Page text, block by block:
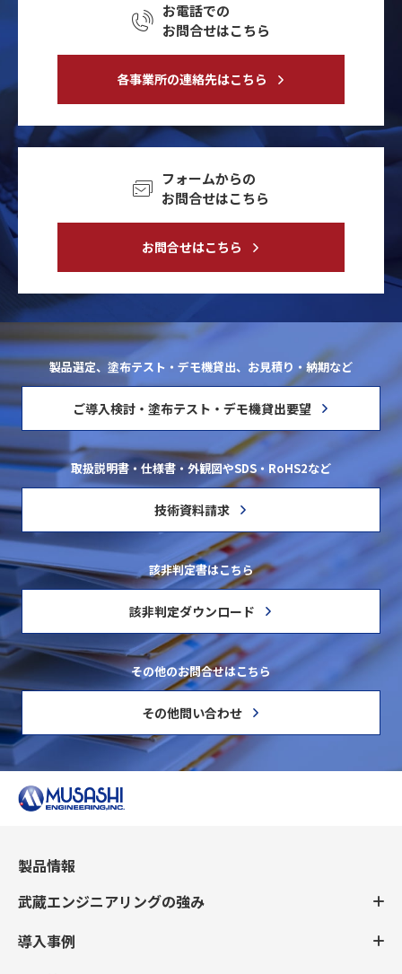
お電話での
お問合せはこちら
各事業所の連絡先はこちら
フォームからの
お問合せはこちら
お問合せはこちら
製品選定、塗布テスト・デモ機貸出、お見積り・納期など
ご導入検討・塗布テスト・デモ機貸出要望
取扱説明書・仕様書・外観図やSDS・RoHS2など
技術資料請求
該非判定書はこちら
該非判定ダウンロード
その他のお問合せはこちら
その他問い合わせ
製品情報
武蔵エンジニアリングの強み
導入事例